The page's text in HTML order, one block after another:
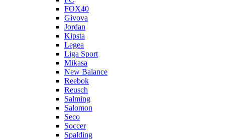
FOX40
Givova
Jordan
Kipsta
Legea
Liga Sport
Mikasa
New Balance
Reebok
Reusch
Salming
Salomon
Seco
Soccer
Spalding